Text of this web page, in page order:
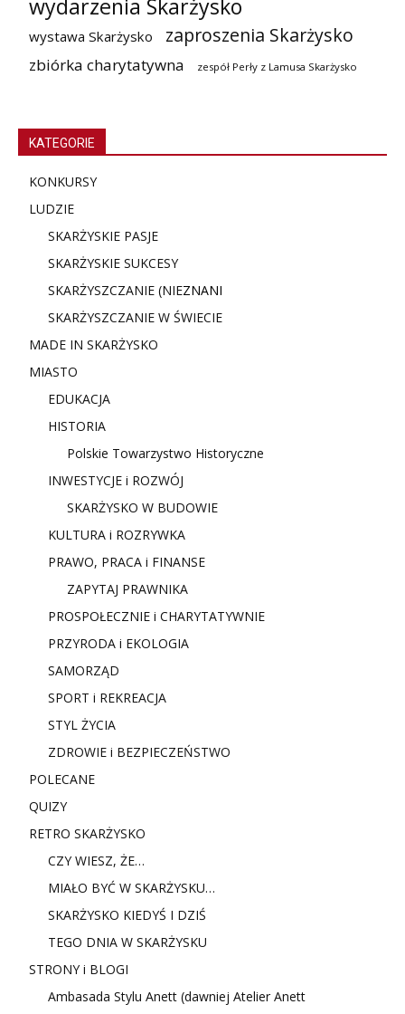
wydarzenia Skarżysko
wystawa Skarżysko zaproszenia Skarżysko
zbiórka charytatywna zespół Perły z Lamusa Skarżysko
KATEGORIE
KONKURSY
LUDZIE
SKARŻYSKIE PASJE
SKARŻYSKIE SUKCESY
SKARŻYSZCZANIE (NIEZNANI
SKARŻYSZCZANIE W ŚWIECIE
MADE IN SKARŻYSKO
MIASTO
EDUKACJA
HISTORIA
Polskie Towarzystwo Historyczne
INWESTYCJE i ROZWÓJ
SKARŻYSKO W BUDOWIE
KULTURA i ROZRYWKA
PRAWO, PRACA i FINANSE
ZAPYTAJ PRAWNIKA
PROSPOŁECZNIE i CHARYTATYWNIE
PRZYRODA i EKOLOGIA
SAMORZĄD
SPORT i REKREACJA
STYL ŻYCIA
ZDROWIE i BEZPIECZEŃSTWO
POLECANE
QUIZY
RETRO SKARŻYSKO
CZY WIESZ, ŻE…
MIAŁO BYĆ W SKARŻYSKU…
SKARŻYSKO KIEDYŚ I DZIŚ
TEGO DNIA W SKARŻYSKU
STRONY i BLOGI
Ambasada Stylu Anett (dawniej Atelier Anett